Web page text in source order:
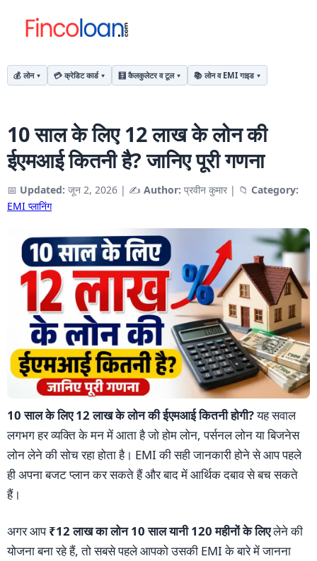
💰 लोन 💳 क्रेडिट कार्ड 🧮 कैलकुलेटर व टूल 📚 लोन व EMI गाइड
10 साल के लिए 12 लाख के लोन की
ईएमआई कितनी है? जानिए पूरी गणना
📅 Updated: जून 2, 2026 | ✍️ Author: प्रवीन कुमार | 📁 Category:
EMI प्लानिंग
10 साल के लिए 12 लाख के लोन की ईएमआई कितनी होगी?यह सवाल
लगभग हर व्यक्ति के मन में आता है जो होम लोन, पर्सनल लोन या बिजनेस
लोन लेने की सोच रहा होता है। EMI की सही जानकारी होने से आप पहले
ही अपना बजट प्लान कर सकते हैं और बाद में आर्थिक दबाव से बच सकते
हैं।
अगर आप₹12 लाख का लोन 10 साल यानी 120 महीनों के लिएलेने की
योजना बना रहे हैं, तो सबसे पहले आपको उसकी EMI के बारे में जानना